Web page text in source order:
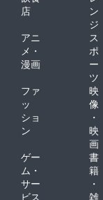
店
ン
ジ
アニ
メ・
漫画
ス
ポ
ー
ツ
ファ
ッ
ショ
ン
映
像
・
映
画
ゲー
ム・
サー
ビス
書
籍
・
雑